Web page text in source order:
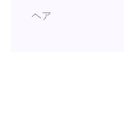
ヘア